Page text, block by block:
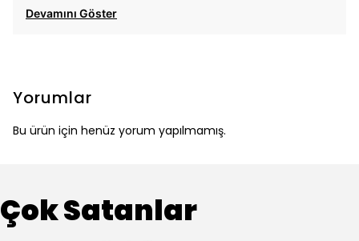
Devamını Göster
Yorumlar
Bu ürün için henüz yorum yapılmamış.
Çok Satanlar